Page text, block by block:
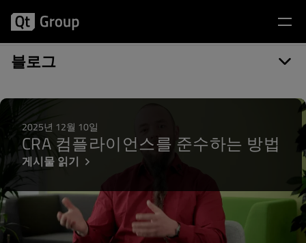
블로그
게시물 카테고리: GUI
2025년 12월 10일
CRA 컴플라이언스를 준수하는 방법
게시물 읽기